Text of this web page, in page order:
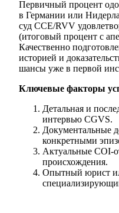
Первичный процент
в Германии или
суд CCE/RVV
(итоговый процент с
Качественно
историей и
шансы уже в первой
Ключевые факторы
Детальная и
интервью CGVS.
Документальные
конкретными
Актуальные COI-
происхождения.
Опытный юрист